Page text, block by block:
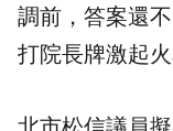
調前，答案還
打院長牌激起火